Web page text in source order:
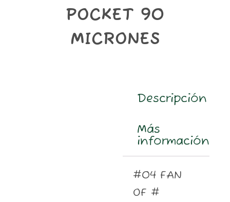
POCKET 90
MICRONES
Descripción
Más
información
#04 FAN
OF #